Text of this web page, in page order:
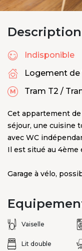
Description
Indisponible
Logement de
Tram T2 /
Cet appartement
séjour, une cuisine
avec WC
Il est situé au 4ème
Garage à vélo,
Vaiselle
Lit double